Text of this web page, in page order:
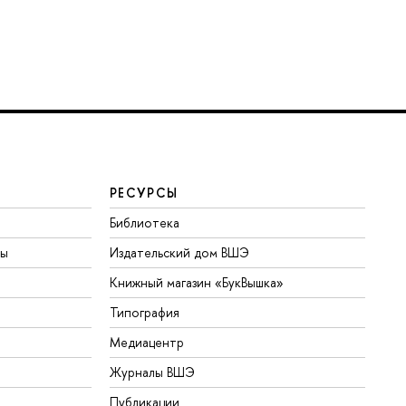
РЕСУРСЫ
Библиотека
Издательский дом ВШЭ
Книжный магазин «БукВышка»
Типография
Медиацентр
Журналы ВШЭ
Публикации